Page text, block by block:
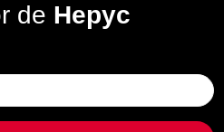
de Hepyc